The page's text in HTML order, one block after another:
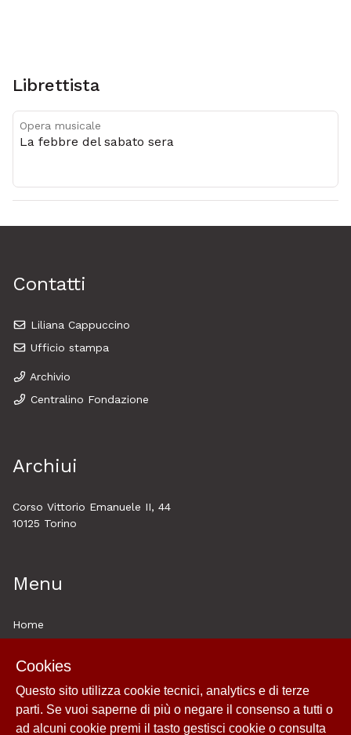
Librettista
Opera musicale
La febbre del sabato sera
Contatti
Liliana Cappuccino
Ufficio stampa
Archivio
Centralino Fondazione
Archiui
Corso Vittorio Emanuele II, 44
10125 Torino
Menu
Home
Esplora
Historytelling
Cookie policy e utilizzo
Cookies
Questo sito utilizza cookie tecnici, analytics e di terze
parti. Se vuoi saperne di più o negare il consenso a tutti o
ad alcuni cookie premi il tasto gestisci cookie o consulta